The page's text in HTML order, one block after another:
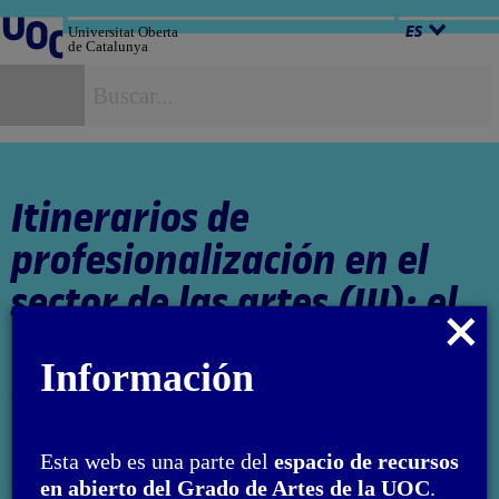
al
contenido
Universitat Oberta
de Catalunya
ES
Itinerarios de
profesionalización en el
sector de las artes (III): el
autogestión
Autoría: Montserrat Moliner Vicent
Cerrar
modal
Información
Esta web es una parte del espacio de recursos
en abierto del Grado de Artes de la UOC.